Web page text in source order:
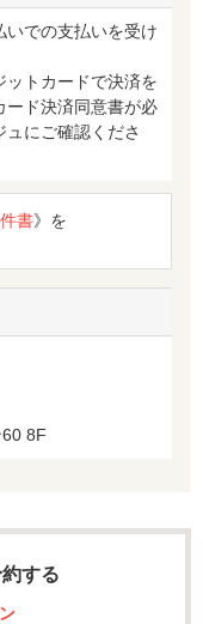
いでの支払いを受け
ットカードで決済を
ード決済同意書が必
にご確認くださ
書》を
8F
する